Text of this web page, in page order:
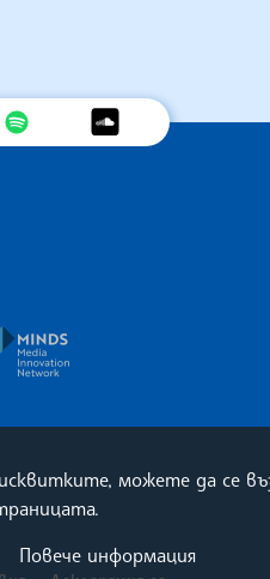
MINDS Media Innovation
можете да се
Повече информация